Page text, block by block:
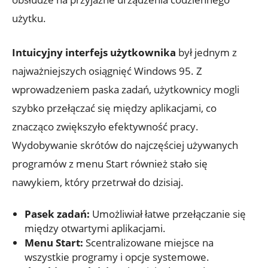
użytku.
Intuicyjny interfejs użytkownika był jednym z
najważniejszych osiągnięć Windows 95. Z
wprowadzeniem paska zadań, użytkownicy mogli
szybko przełączać się między aplikacjami, co
znacząco zwiększyło efektywność pracy.
Wydobywanie skrótów do najczęściej używanych
programów z menu Start również stało się
nawykiem, który przetrwał do dzisiaj.
Pasek zadań: Umożliwiał łatwe przełączanie się
między otwartymi aplikacjami.
Menu Start: Scentralizowane miejsce na
wszystkie programy i opcje systemowe.